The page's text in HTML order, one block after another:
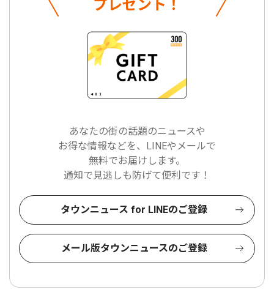
プレゼント！
あなたの街の話題のニュースや
お得な情報などを、LINEやメールで
無料でお届けします。
通知で見逃しも防げて便利です！
タウンニュース for LINEのご登録
メール版タウンニュースのご登録